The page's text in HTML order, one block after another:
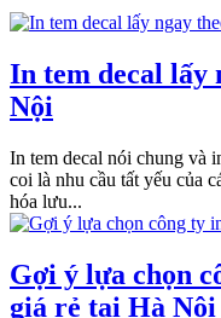
In tem decal lấy
Nội
In tem decal nói chung và
coi là nhu cầu tất yếu của
hóa lưu...
Gợi ý lựa chọn
giá rẻ tại Hà Nội